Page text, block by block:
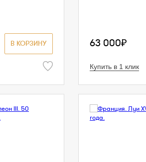
В КОРЗИНУ 63 000₽
Купить в 1 клик